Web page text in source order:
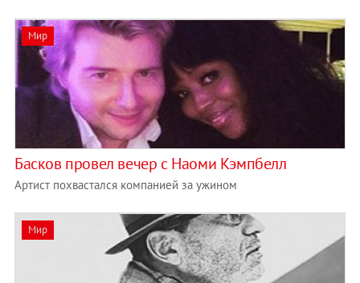
Мир
Басков провел вечер с Наоми Кэмпбелл
Артист похвастался компанией за ужином
Мир